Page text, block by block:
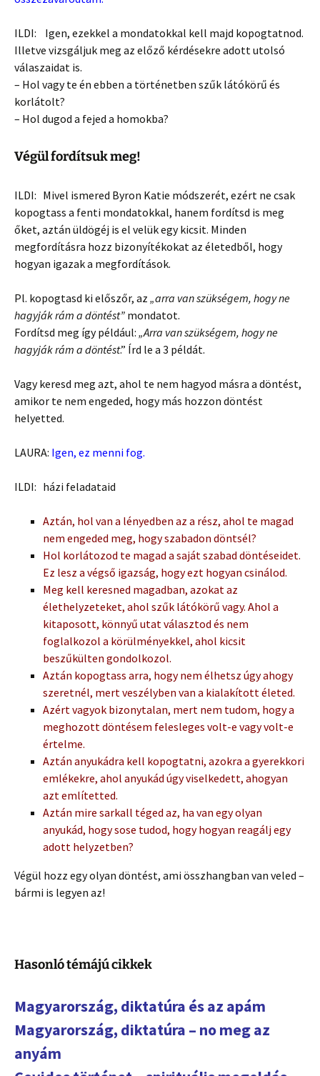
ILDI: Igen, ezekkel a mondatokkal kell majd kopogtatnod.
Illetve vizsgáljuk meg az előző kérdésekre adott utolsó
válaszaidat is.
– Hol vagy te én ebben a történetben szűk látókörű és
korlátolt?
– Hol dugod a fejed a homokba?
Végül fordítsuk meg!
ILDI: Mivel ismered Byron Katie módszerét, ezért ne csak
kopogtass a fenti mondatokkal, hanem fordítsd is meg
őket, aztán üldögéj is el velük egy kicsit. Minden
megfordításra hozz bizonyítékokat az életedből, hogy
hogyan igazak a megfordítások.
Pl. kopogtasd ki előszőr, az „arra van szükségem, hogy ne
hagyják rám a döntést” mondatot.
Fordítsd meg így például: „Arra van szükségem, hogy ne
hagyják rám a döntést.” Írd le a 3 példát.
Vagy keresd meg azt, ahol te nem hagyod másra a döntést,
amikor te nem engeded, hogy más hozzon döntést
helyetted.
LAURA: Igen, ez menni fog.
ILDI: házi feladataid
Aztán, hol van a lényedben az a rész, ahol te magad
nem engeded meg, hogy szabadon döntsél?
Hol korlátozod te magad a saját szabad döntéseidet.
Ez lesz a végső igazság, hogy ezt hogyan csinálod.
Meg kell keresned magadban, azokat az
élethelyzeteket, ahol szűk látókörű vagy. Ahol a
kitaposott, könnyű utat választod és nem
foglalkozol a körülményekkel, ahol kicsit
beszűkülten gondolkozol.
Aztán kopogtass arra, hogy nem élhetsz úgy ahogy
szeretnél, mert veszélyben van a kialakított életed.
Azért vagyok bizonytalan, mert nem tudom, hogy a
meghozott döntésem felesleges volt-e vagy volt-e
értelme.
Aztán anyukádra kell kopogtatni, azokra a gyerekkori
emlékekre, ahol anyukád úgy viselkedett, ahogyan
azt említetted.
Aztán mire sarkall téged az, ha van egy olyan
anyukád, hogy sose tudod, hogy hogyan reagálj egy
adott helyzetben?
Végül hozz egy olyan döntést, ami összhangban van veled –
bármi is legyen az!
Hasonló témájú cikkek
Magyarország, diktatúra és az apám
Magyarország, diktatúra – no meg az
anyám